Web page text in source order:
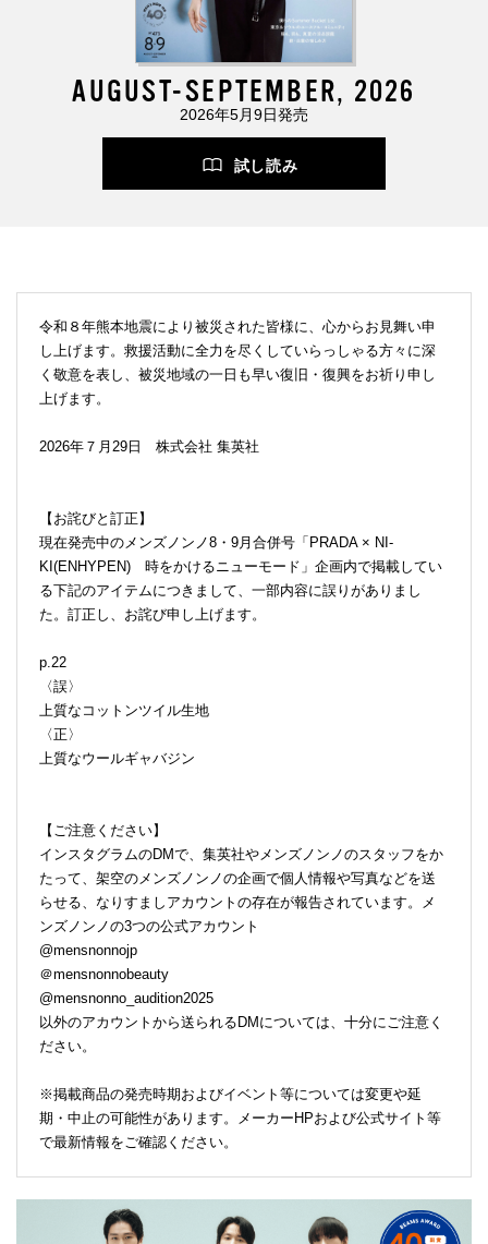
AUGUST-SEPTEMBER, 2026
2026年5月9日発売
試し読み
令和８年熊本地震により被災された皆様に、心からお見舞い申
し上げます。救援活動に全力を尽くしていらっしゃる方々に深
く敬意を表し、被災地域の一日も早い復旧・復興をお祈り申し
上げます。
2026年７月29日 株式会社 集英社
【お詫びと訂正】
現在発売中のメンズノンノ8・9月合併号「PRADA × NI-
KI(ENHYPEN) 時をかけるニューモード」企画内で掲載してい
る下記のアイテムにつきまして、一部内容に誤りがありまし
た。訂正し、お詫び申し上げます。
p.22
〈誤〉
上質なコットンツイル生地
〈正〉
上質なウールギャバジン
【ご注意ください】
インスタグラムのDMで、集英社やメンズノンノのスタッフをか
たって、架空のメンズノンノの企画で個人情報や写真などを送
らせる、なりすましアカウントの存在が報告されています。メ
ンズノンノの3つの公式アカウント
@mensnonnojp
＠mensnonnobeauty
@mensnonno_audition2025
以外のアカウントから送られるDMについては、十分にご注意く
ださい。
※掲載商品の発売時期およびイベント等については変更や延
期・中止の可能性があります。メーカーHPおよび公式サイト等
で最新情報をご確認ください。